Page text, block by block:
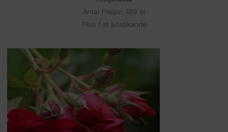
Antal Freijor: 189 st
Plus 1 st ansökande